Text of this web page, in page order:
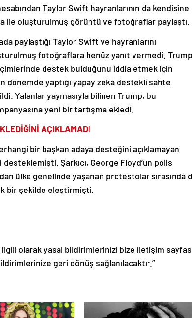
Taylor Swift hayranlarının da kendisine
ile oluşturulmuş görüntü ve fotoğraflar paylaştı.
paylaştığı Taylor Swift ve hayranlarını
fotoğraflara henüz yanıt vermedi.
destek bulduğunu iddia etmek için
dönemde yaptığı yapay zekâ destekli sahte
Yalanlar yaymasıyla bilinen Trump, bu
yeni bir tartışma ekledi.
AÇIKLAMADI
bir başkan adaya desteğini açıklamayan
Şarkıcı, George Floyd’un polis
ülke genelinde yaşanan protestolar sırasında
bir şekilde eleştirmişti.
olarak yasal bildirimlerinizi bize iletişim
geri dönüş sağlanılacaktır.”